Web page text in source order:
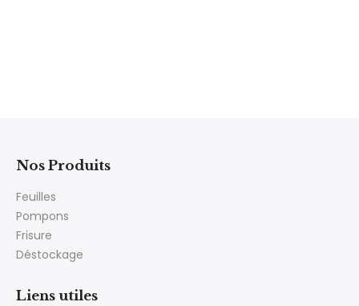
Nos Produits
Feuilles
Pompons
Frisure
Déstockage
Liens utiles